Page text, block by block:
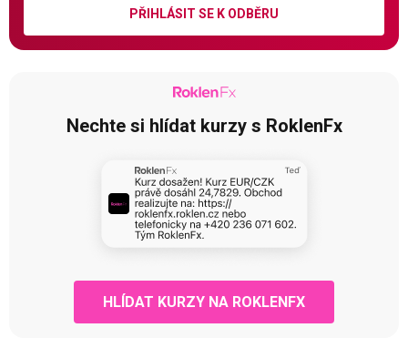
PŘIHLÁSIT SE K ODBĚRU
Nechte si hlídat kurzy s RoklenFx
HLÍDAT KURZY NA ROKLENFX